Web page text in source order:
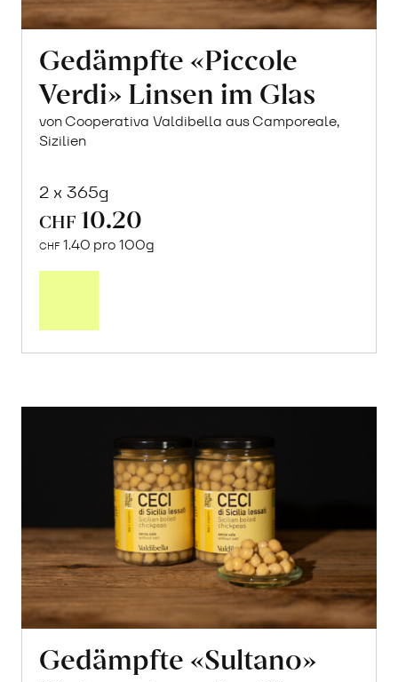
Gedämpfte «Piccole
Verdi» Linsen im Glas
von Cooperativa Valdibella aus Camporeale,
Sizilien
2 x 365g
CHF 10.20
CHF 1.40 pro 100g
Gedämpfte «Sultano»